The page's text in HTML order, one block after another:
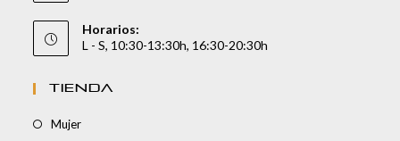
Horarios:
L - S, 10:30-13:30h, 16:30-20:30h
TIENDA
Mujer